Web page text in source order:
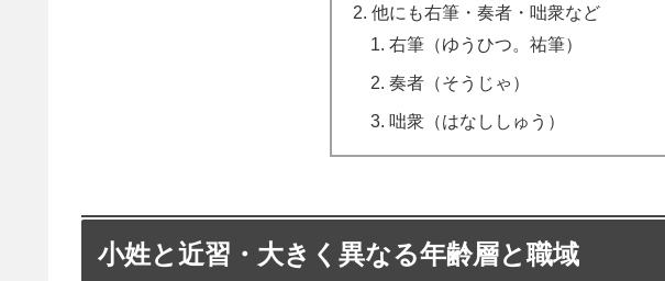
他にも右筆・奏者・咄衆など
右筆（ゆうひつ。祐筆）
奏者（そうじゃ）
咄衆（はなししゅう）
小姓と近習・大きく異なる年齢層と職域